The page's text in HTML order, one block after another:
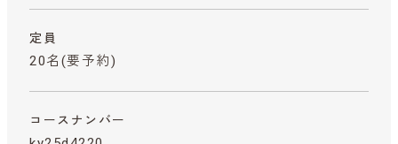
定員
20名(要予約)
コースナンバー